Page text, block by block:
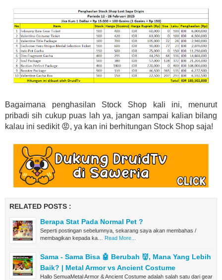
Bagaimana penghasilan Stock Shop kali ini, menurut
pribadi sih cukup puas lah ya, jangan sampai kalian bilang
kalau ini sedikit 😡, ya kan ini berhitungan Stock Shop saja!
RELATED POSTS :
Berapa Stat Pada Normal Pet ?
Seperti postingan sebelumnya, sekarang saya akan membahas /
membagikan kepada ka…
Read More...
Sama - Sama Bisa 🤖 Berubah 👹, Mana Yang Lebih
Baik? | Metal Armor vs Ancient Costume
Hallo SemuaMetal Armor & Ancient Costume adalah salah satu dari gear